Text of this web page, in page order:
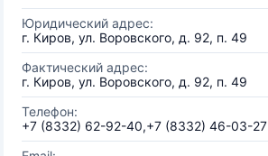
Юридический адрес:
г. Киров, ул. Воровского, д. 92, п. 49
Фактический адрес:
г. Киров, ул. Воровского, д. 92, п. 49
Телефон:
+7 (8332) 62-92-40,+7 (8332) 46-03-27